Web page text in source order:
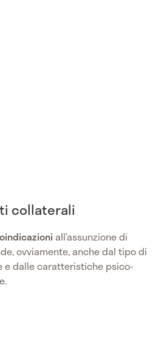
collaterali
all’assunzione di
ovviamente, anche dal tipo di
e dalle caratteristiche psico-